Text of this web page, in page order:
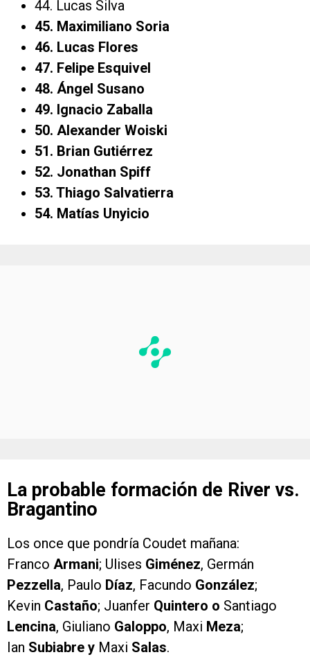
44. Lucas Silva
45. Maximiliano Soria
46. Lucas Flores
47. Felipe Esquivel
48. Ángel Susano
49. Ignacio Zaballa
50. Alexander Woiski
51. Brian Gutiérrez
52. Jonathan Spiff
53. Thiago Salvatierra
54. Matías Unyicio
La probable formación de River vs.
Bragantino
Los once que pondría Coudet mañana:
Franco Armani; Ulises Giménez, Germán
Pezzella, Paulo Díaz, Facundo González;
Kevin Castaño; Juanfer Quintero o Santiago
Lencina, Giuliano Galoppo, Maxi Meza;
Ian Subiabre y Maxi Salas.